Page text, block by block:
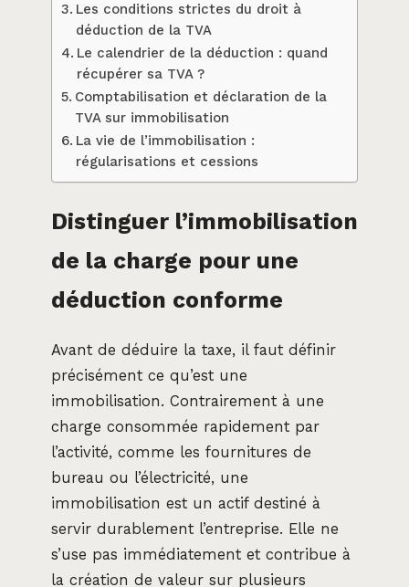
Les conditions strictes du droit à
déduction de la TVA
Le calendrier de la déduction : quand
récupérer sa TVA ?
Comptabilisation et déclaration de la
TVA sur immobilisation
La vie de l’immobilisation :
régularisations et cessions
Distinguer l’immobilisation
de la charge pour une
déduction conforme
Avant de déduire la taxe, il faut définir
précisément ce qu’est une
immobilisation. Contrairement à une
charge consommée rapidement par
l’activité, comme les fournitures de
bureau ou l’électricité, une
immobilisation est un actif destiné à
servir durablement l’entreprise. Elle ne
s’use pas immédiatement et contribue à
la création de valeur sur plusieurs